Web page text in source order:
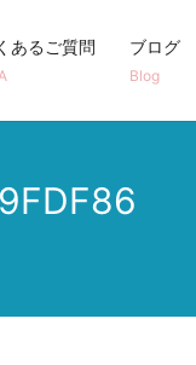
あるご質問 ブログ
Blog